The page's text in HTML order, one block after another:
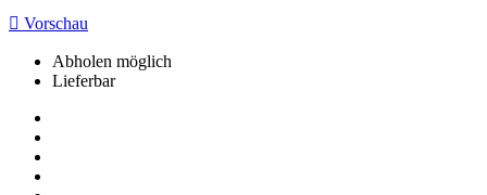
 Vorschau
Abholen möglich
Lieferbar